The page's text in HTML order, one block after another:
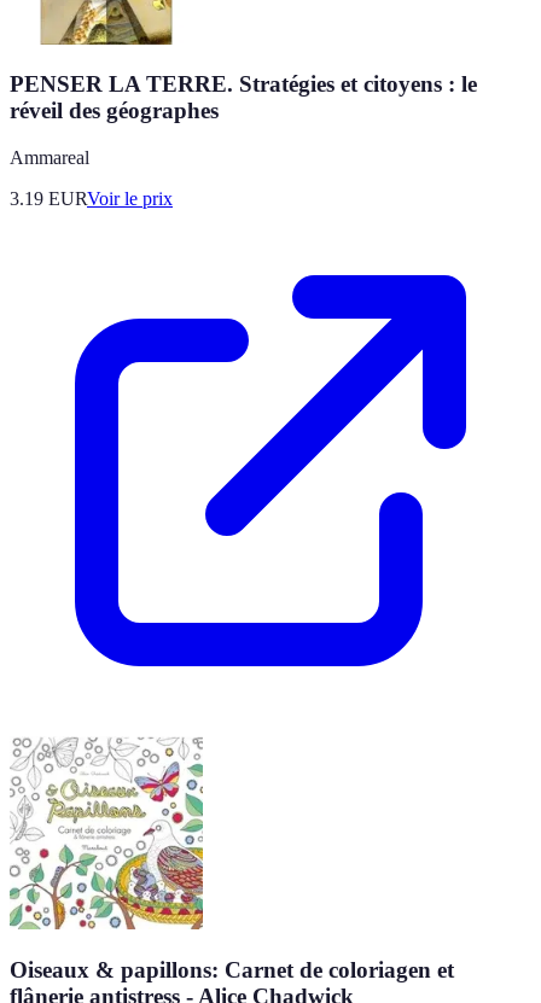
PENSER LA TERRE. Stratégies et citoyens : le
réveil des géographes
Ammareal
3.19 EURVoir le prix
Oiseaux & papillons: Carnet de coloriagen et
flânerie antistress - Alice Chadwick